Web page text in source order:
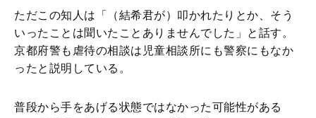
ただこの知人は「（結希君が）叩かれたりとか、そう
いったことは聞いたことありませんでした」と話す。
京都府警も虐待の相談は児童相談所にも警察にもなか
ったと説明している。
普段から手をあげる状態ではなかった可能性がある